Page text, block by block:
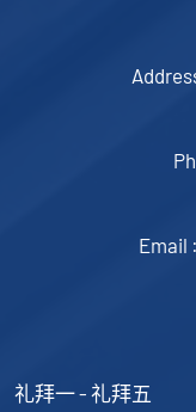
Email
礼拜一 - 礼拜五